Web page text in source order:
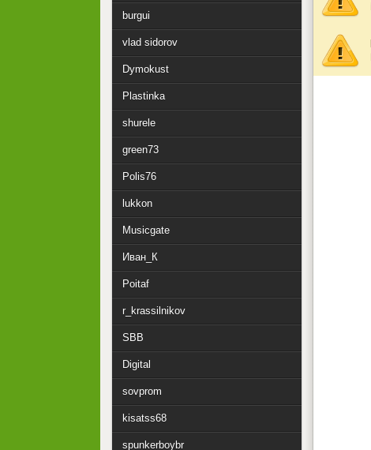
burgui
vlad sidorov
Dymokust
Plastinka
shurele
green73
Polis76
lukkon
Musicgate
Иван_К
Poitaf
r_krassilnikov
SBB
Digital
sovprom
kisatss68
spunkerboybr